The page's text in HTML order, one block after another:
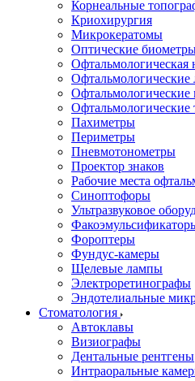
Корнеальные
Криохирургия
Микрокератомы
Оптические
Офтальмологическая
Офтальмологические
Офтальмологические
Пахиметры
Периметры
Пневмотонометры
Проектор знаков
Рабочие места
Синоптофоры
Ультразвуковое
Фороптеры
Фундус-камеры
Щелевые лампы
Электроретинографы
Эндотелиальные
Стоматология
Автоклавы
Визиографы
Дентальные рентгены
Интраоральные